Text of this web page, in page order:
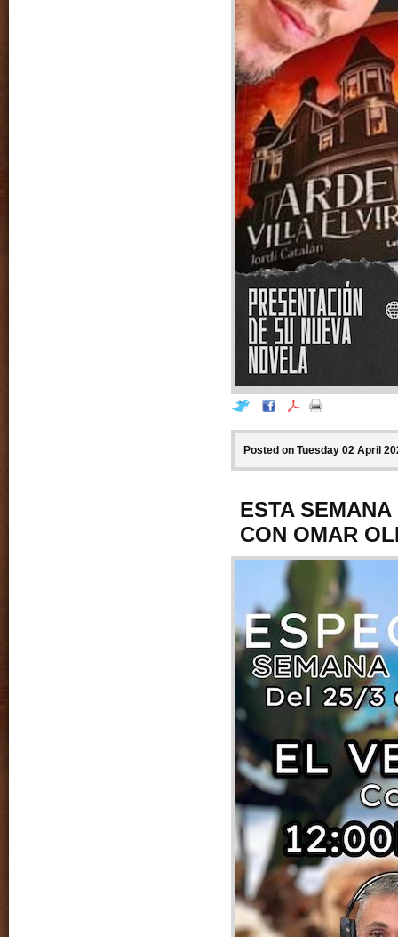
Posted on Tuesday 02 April
ESTA
CON OMAR